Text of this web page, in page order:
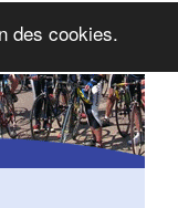
des cookies.